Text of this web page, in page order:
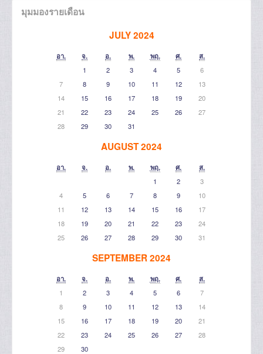
มุมมองรายเดือน
JULY 2024
อา. จ. อ. พ. พฤ. ศ.
ส.
1
2 3 4 5
6
7
8 9 10 11 12
13
14
15 16 17 18 19
20
21
22 23 24 25 26
27
28
29 30 31
AUGUST 2024
อา. จ. อ. พ. พฤ. ศ.
ส.
1
2
3
4
5 6 7 8 9
10
11
12 13 14 15 16
17
18
19 20 21 22 23
24
25
26 27 28 29 30 31
SEPTEMBER 2024
อา. จ. อ. พ. พฤ. ศ.
ส.
1
2 3 4 5 6
7
8
9 10 11 12 13
14
15
16 17 18 19 20
21
22
23 24 25 26 27
28
29
30